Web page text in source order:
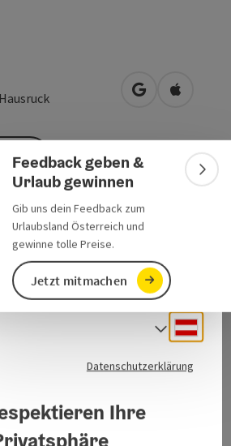
Feedback geben &
Urlaub gewinnen
Gib uns dein Feedback zum
Urlaubsland Österreich und
gewinne tolle Preise.
Jetzt mitmachen
in Googlein Apple
Datenschutzerklärung
Ihre